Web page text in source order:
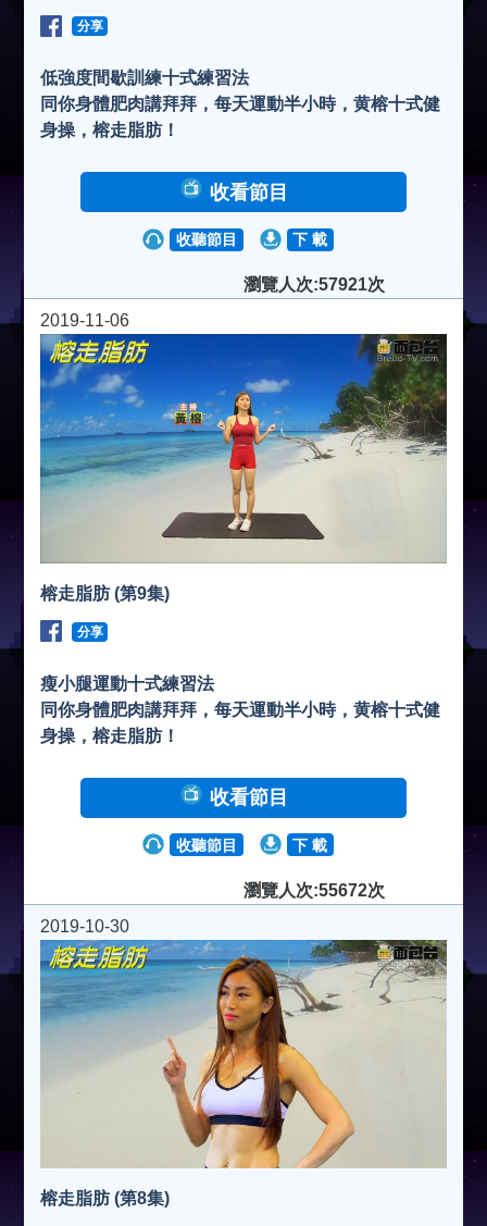
分享
低強度間歇訓練十式練習法
同你身體肥肉講拜拜，每天運動半小時，黄榕十式健
身操，榕走脂肪！
收看節目
收聽節目 下 載
瀏覽人次:57921次
2019-11-06
榕走脂肪 (第9集)
分享
瘦小腿運動十式練習法
同你身體肥肉講拜拜，每天運動半小時，黄榕十式健
身操，榕走脂肪！
收看節目
收聽節目 下 載
瀏覽人次:55672次
2019-10-30
榕走脂肪 (第8集)